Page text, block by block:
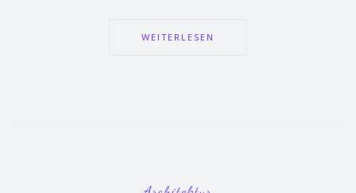
WEITERLESEN